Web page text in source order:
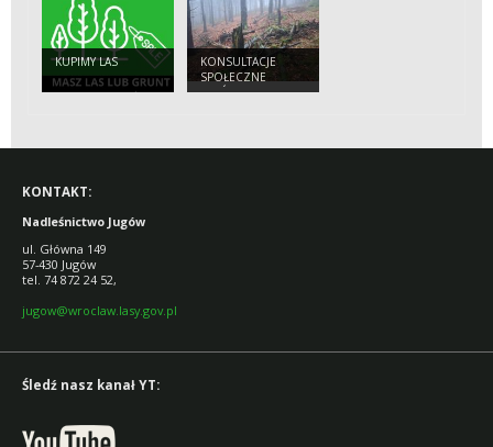
KUPIMY LAS
KONSULTACJE
SPOŁECZNE
LASÓW HCV
KONTAKT:
Nadleśnictwo Jugów
ul. Główna 149
57-430 Jugów
tel. 74 872 24 52,
jugow@wroclaw.lasy.gov.pl
Śledź nasz kanał YT: